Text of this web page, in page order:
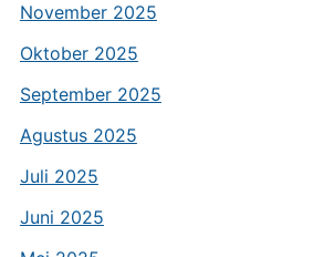
November 2025
Oktober 2025
September 2025
Agustus 2025
Juli 2025
Juni 2025